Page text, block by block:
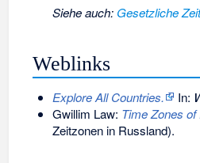
Siehe auch: Gesetzliche
Weblinks
Explore All Countries. In:
Gwillim Law: Time Zones of
Zeitzonen in Russland).